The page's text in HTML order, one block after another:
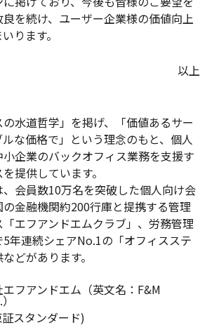
を続け、ユーザー企業様の価値向上
ります。
以上
水道哲学」を掲げ、「価値あるサー
な価格で」という理念のもと、個人
企業のバックオフィス業務を支援す
提供しています。
会員数10万名を突破した個人向け会
金融機関約200行庫と提携する管理
エフアンドエムクラブ」、労務管理
年連続シェアNo.1の「オフィスステ
どがあります。
フアンドエム（英文名：F&M
スタンダード)